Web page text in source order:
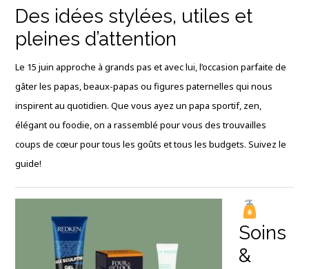
Des idées stylées, utiles et
pleines d’attention
Le 15 juin approche à grands pas et avec lui, l’occasion parfaite de
gâter les papas, beaux-papas ou figures paternelles qui nous
inspirent au quotidien. Que vous ayez un papa sportif, zen,
élégant ou foodie, on a rassemblé pour vous des trouvailles
coups de cœur pour tous les goûts et tous les budgets. Suivez le
guide!
Soins
&